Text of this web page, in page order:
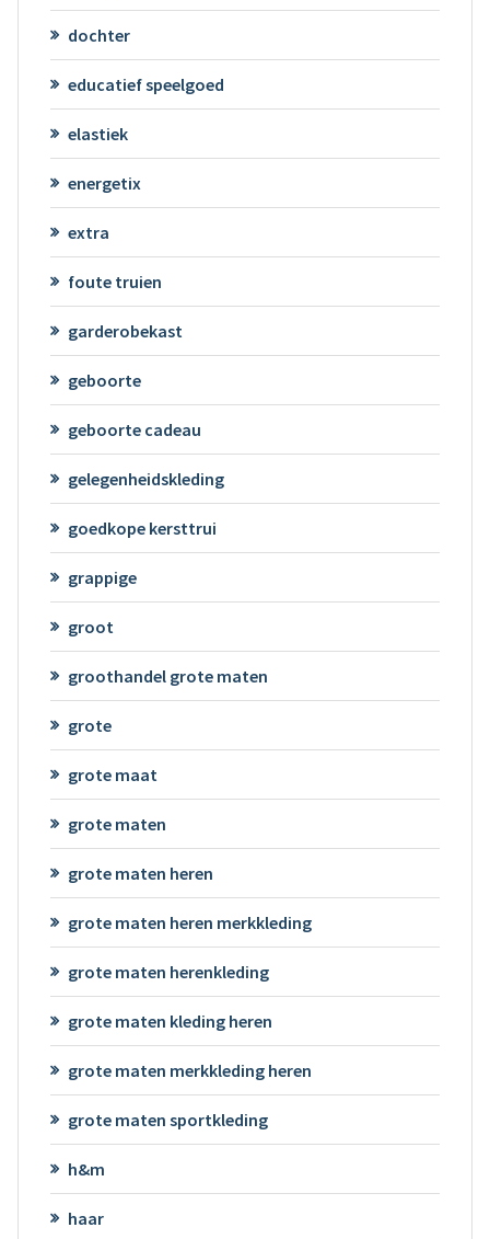
dochter
educatief speelgoed
elastiek
energetix
extra
foute truien
garderobekast
geboorte
geboorte cadeau
gelegenheidskleding
goedkope kersttrui
grappige
groot
groothandel grote maten
grote
grote maat
grote maten
grote maten heren
grote maten heren merkkleding
grote maten herenkleding
grote maten kleding heren
grote maten merkkleding heren
grote maten sportkleding
h&m
haar